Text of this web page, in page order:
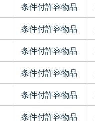
条件付許容物品
条件付許容物品
条件付許容物品
条件付許容物品
条件付許容物品
条件付許容物品